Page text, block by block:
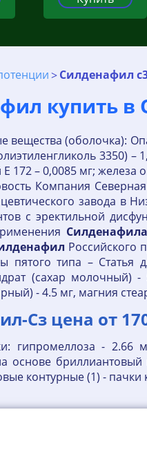
Силденафил
купить в
вещества (оболочка):
3350)
Е 172 – 0,0085 мг;
Компания
завода в
c эректильной
Российского
пятого типа – Статья
(сахар молочный)
- 4.5 мг, магния
Сз цена от
гипромеллоза - 2.66
основе бриллиантовый
контурные (1) - пачки